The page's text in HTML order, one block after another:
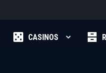
CASINOS